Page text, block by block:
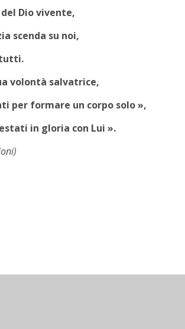
Dio vivente,
scenda su noi,
tutti.
volontà salvatrice,
per formare un corpo solo »,
in gloria con Lui ».